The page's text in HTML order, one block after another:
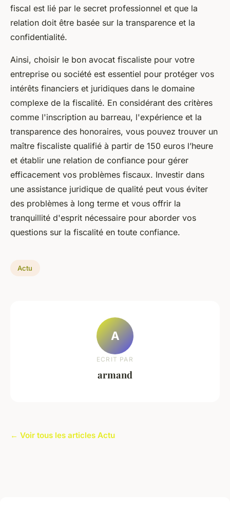
fiscal est lié par le secret professionnel et que la
relation doit être basée sur la transparence et la
confidentialité.
Ainsi, choisir le bon avocat fiscaliste pour votre
entreprise ou société est essentiel pour protéger vos
intérêts financiers et juridiques dans le domaine
complexe de la fiscalité. En considérant des critères
comme l'inscription au barreau, l'expérience et la
transparence des honoraires, vous pouvez trouver un
maître fiscaliste qualifié à partir de 150 euros l’heure
et établir une relation de confiance pour gérer
efficacement vos problèmes fiscaux. Investir dans
une assistance juridique de qualité peut vous éviter
des problèmes à long terme et vous offrir la
tranquillité d'esprit nécessaire pour aborder vos
questions sur la fiscalité en toute confiance.
Actu
A
ECRIT PAR
armand
← Voir tous les articles Actu